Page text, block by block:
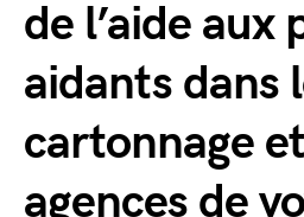
de l’aide aux
aidants dans
cartonnage
agences de